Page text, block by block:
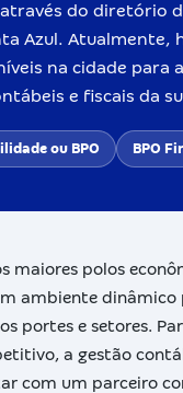
do diretório
Azul. Atualmente,
na cidade para
e fiscais da
ou BPO BPO
maiores polos
ambiente dinâmico
portes e setores.
a gestão
com um parceiro